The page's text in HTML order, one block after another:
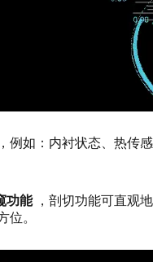
例如：内衬状态、热传
功能 ，剖切功能可直观
位。